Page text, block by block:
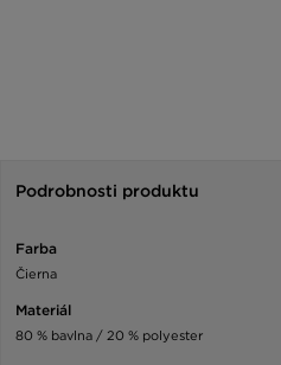
Podrobnosti produktu
Farba
Čierna
Materiál
80 % bavlna / 20 % polyester